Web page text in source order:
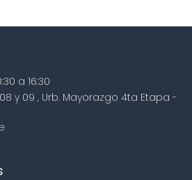
a 16:30
y 09 , Urb. Mayorazgo 4ta Etapa -